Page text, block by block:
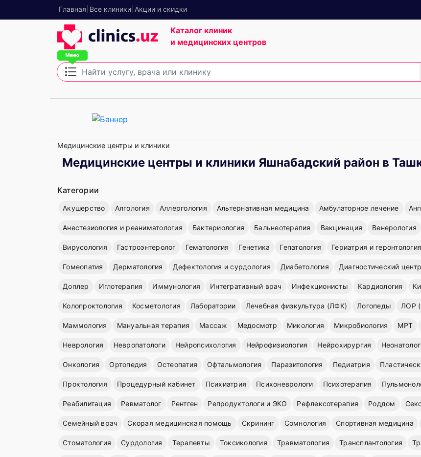
Главная Все клиники Акции и скидки
Каталог клиник
и медицинских центров
Медицинские центры и клиники
Медицинские центры и клиники Яшнабадский район в
Категории
Акушерство Алгология Аллергология Альтернативная медицина Амбулаторное лечение
Анестезиология и реаниматология Бактериология Бальнеотерапия Вакцинация Венерология
Вирусология Гастроэнтеролог Гематология Генетика Гепатология Гериатрия и геронтология
Гомеопатия Дерматология Дефектология и сурдология Диабетология Диагностический центр
Доплер Иглотерапия Иммунология Интегративный врач Инфекционисты Кардиология
Колопроктология Косметология Лаборатории Лечебная физкультура (ЛФК) Логопеды ЛОР
Маммология Мануальная терапия Массаж Медосмотр Микология Микробиология МРТ
Неврология Невропатологи Нейропсихология Нейрофизиология Нейрохирургия
Онкология Ортопедия Остеопатия Офтальмология Паразитология Педиатрия
Проктология Процедурный кабинет Психиатрия Психоневрологи Психотерапия
Реабилитация Ревматолог Рентген Репродуктологи и ЭКО Рефлексотерапия Роддом
Семейный врач Скорая медицинская помощь Скрининг Сомнология Спортивная медицина
Стоматология Сурдология Терапевты Токсикология Травматология Трансплантология